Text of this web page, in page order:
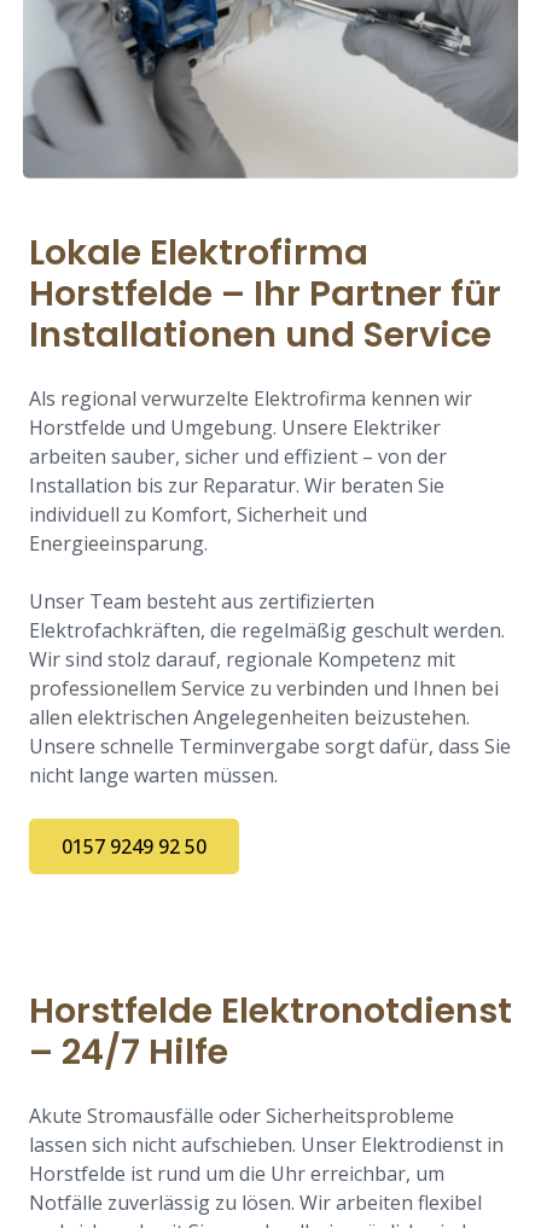
Lokale Elektrofirma
Horstfelde – Ihr Partner für
Installationen und Service
Als regional verwurzelte Elektrofirma kennen wir
Horstfelde und Umgebung. Unsere Elektriker
arbeiten sauber, sicher und effizient – von der
Installation bis zur Reparatur. Wir beraten Sie
individuell zu Komfort, Sicherheit und
Energieeinsparung.
Unser Team besteht aus zertifizierten
Elektrofachkräften, die regelmäßig geschult werden.
Wir sind stolz darauf, regionale Kompetenz mit
professionellem Service zu verbinden und Ihnen bei
allen elektrischen Angelegenheiten beizustehen.
Unsere schnelle Terminvergabe sorgt dafür, dass Sie
nicht lange warten müssen.
0157 9249 92 50
Horstfelde Elektronotdienst
– 24/7 Hilfe
Akute Stromausfälle oder Sicherheitsprobleme
lassen sich nicht aufschieben. Unser Elektrodienst in
Horstfelde ist rund um die Uhr erreichbar, um
Notfälle zuverlässig zu lösen. Wir arbeiten flexibel